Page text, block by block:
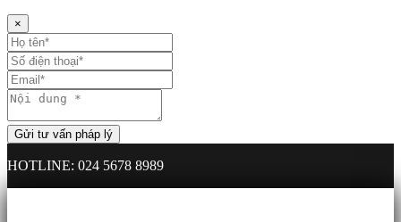
×
HOTLINE: 024 5678 8989